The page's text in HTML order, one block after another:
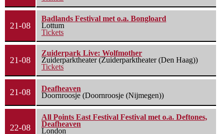
21-08
Badlands Festival met o.a. Bongloard
Lottum
Tickets
21-08
Zuiderpark Live: Wolfmother
Zuiderparktheater (Zuiderparktheater (Den Haag))
Tickets
21-08
Deafheaven
Doornroosje (Doornroosje (Nijmegen))
22-08
All Points East Festival Festival met o.a. Deftones,
Deafheaven
London